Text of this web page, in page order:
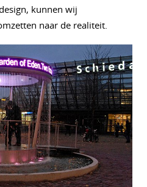
kunnen wij
naar de realiteit.